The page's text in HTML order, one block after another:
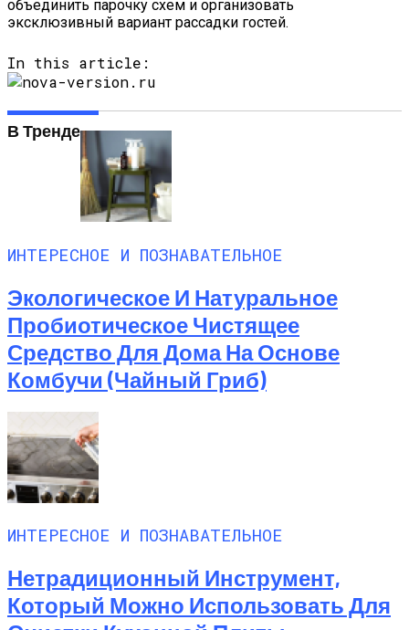
объединить парочку схем и организовать
эксклюзивный вариант рассадки гостей.
In this article:
В Тренде
ИНТЕРЕСНОЕ И ПОЗНАВАТЕЛЬНОЕ
Экологическое И Натуральное
Пробиотическое Чистящее
Средство Для Дома На Основе
Комбучи (чайный Гриб)
ИНТЕРЕСНОЕ И ПОЗНАВАТЕЛЬНОЕ
Нетрадиционный Инструмент,
Который Можно Использовать Для